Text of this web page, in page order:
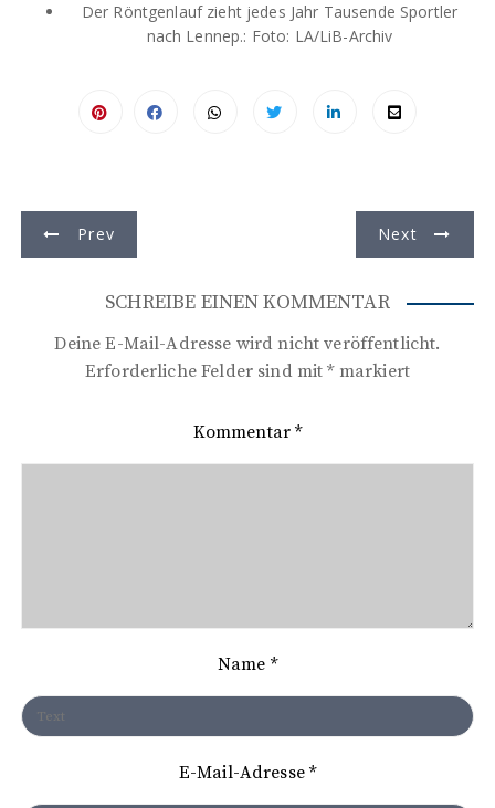
Der Röntgenlauf zieht jedes Jahr Tausende Sportler
nach Lennep.: Foto: LA/LiB-Archiv
e
g
i
a
Prev Next
SCHREIBE EINEN KOMMENTAR
Deine E-Mail-Adresse wird nicht veröffentlicht.
Erforderliche Felder sind mit*markiert
Kommentar*
Name *
E-Mail-Adresse*